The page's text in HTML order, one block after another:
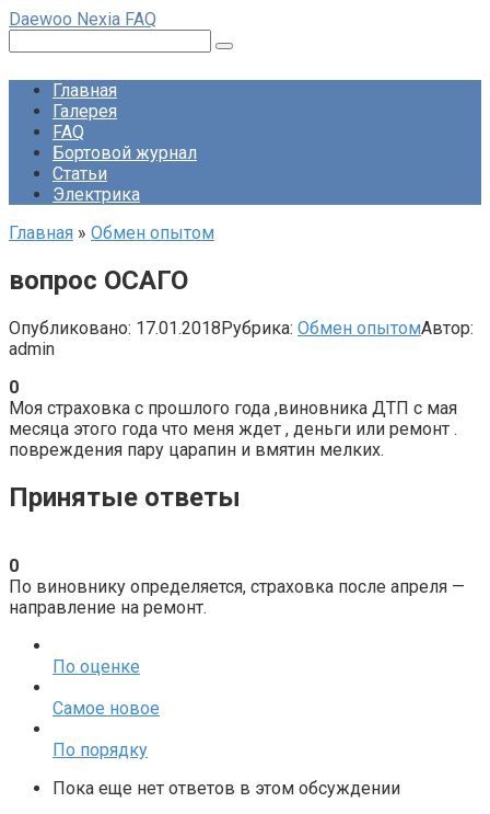
Перейти
контенту
Daewoo Nexia FAQ
Главная
Галерея
FAQ
Бортовой журнал
Статьи
Электрика
Главная » Обмен опытом
вопрос ОСАГО
Опубликовано: 17.01.2018Рубрика: Обмен опытомАвтор:
admin
0
Моя страховка с прошлого года ,виновника ДТП с мая
месяца этого года что меня ждет , деньги или ремонт .
повреждения пару царапин и вмятин мелких.
Принятые ответы
0
По виновнику определяется, страховка после апреля —
направление на ремонт.
По оценке
Самое новое
По порядку
Пока еще нет ответов в этом обсуждении